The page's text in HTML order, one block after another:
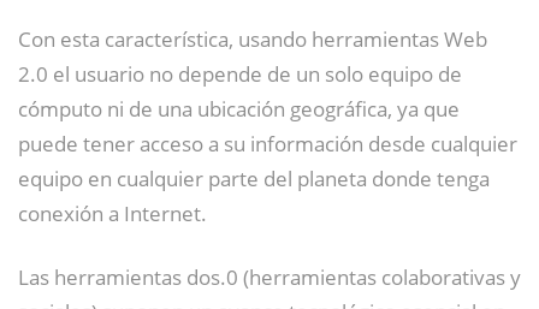
Con esta característica, usando herramientas Web
2.0 el usuario no depende de un solo equipo de
cómputo ni de una ubicación geográfica, ya que
puede tener acceso a su información desde cualquier
equipo en cualquier parte del planeta donde tenga
conexión a Internet.
Las herramientas dos.0 (herramientas colaborativas y